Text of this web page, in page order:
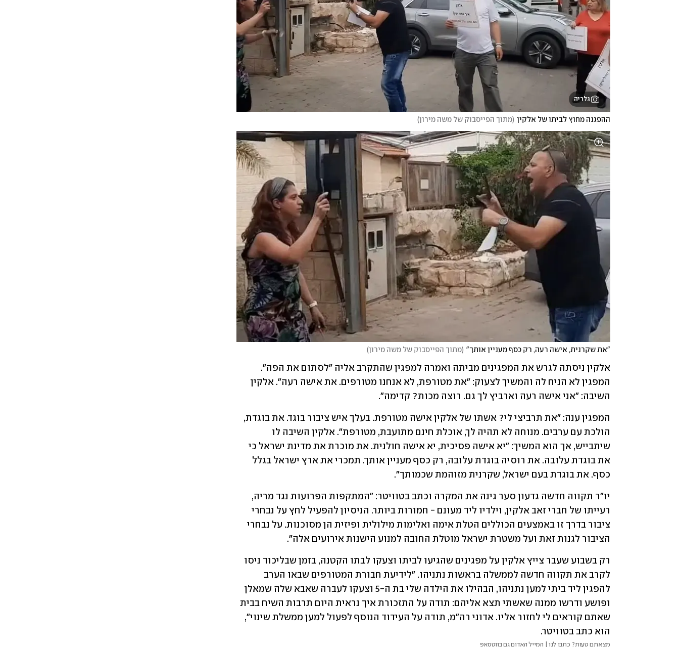
גלריה
ההפגנה מחוץ לביתו של אלקין (מתוך הפייסבוק של משה מירון)
"את שקרנית, אישה רעה, רק כסף מעניין אותך" (מתוך הפייסבוק של משה מירון)
השיבה: "אני אישה רעה וארביץ לך גם. רוצה מכות? קדימה".
כסף. את בוגדת בעם ישראל, שקרנית מזוהמת שכמותך".
הציבור לגנות זאת ועל משטרת ישראל מוטלת החובה למנוע הישנות אירועים אלה".
הוא כתב בטוויטר.
מצאתם טעות? כתבו לנו | המייל האדום גם בווטסאפ